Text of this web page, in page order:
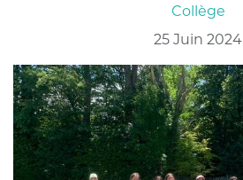
Collège
25 Juin 2024